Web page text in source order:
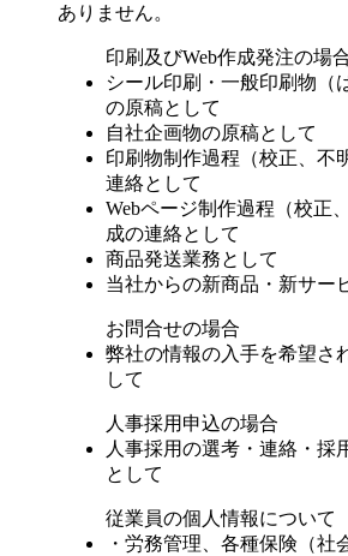
ありません。
印刷及びWeb作成発注の場
シール印刷・一般印刷物（
の原稿として
自社企画物の原稿として
印刷物制作過程（校正、不
連絡として
Webページ制作過程（校正
成の連絡として
商品発送業務として
当社からの新商品・新サー
お問合せの場合
弊社の情報の入手を希望さ
して
人事採用申込の場合
人事採用の選考・連絡・採
として
従業員の個人情報について
・労務管理、各種保険（社